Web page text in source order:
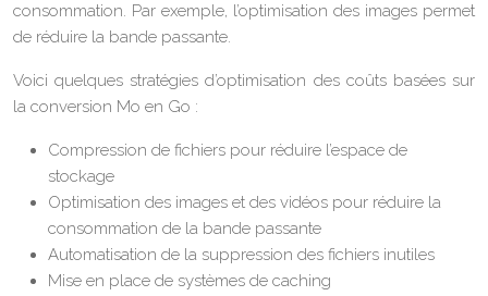
consommation. Par exemple, l’optimisation des images permet
de réduire la bande passante.
Voici quelques stratégies d’optimisation des coûts basées sur
la conversion Mo en Go :
Compression de fichiers pour réduire l’espace de
stockage
Optimisation des images et des vidéos pour réduire la
consommation de la bande passante
Automatisation de la suppression des fichiers inutiles
Mise en place de systèmes de caching